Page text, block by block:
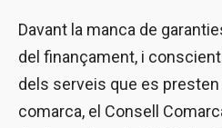
Davant la manca de
del finançament, i
dels serveis que es
comarca, el Consell